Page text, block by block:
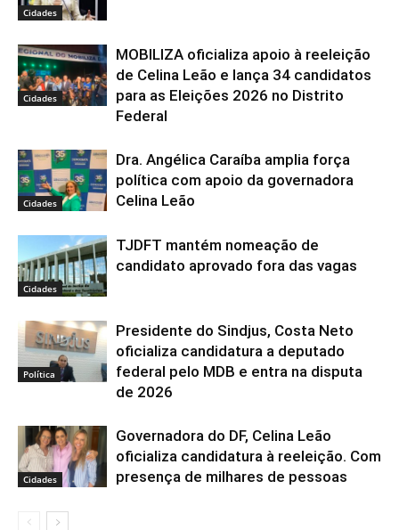
Cidades
Cidades
MOBILIZA oficializa apoio à reeleição
de Celina Leão e lança 34 candidatos
para as Eleições 2026 no Distrito
Federal
Cidades
Dra. Angélica Caraíba amplia força
política com apoio da governadora
Celina Leão
Cidades
TJDFT mantém nomeação de
candidato aprovado fora das vagas
Política
Presidente do Sindjus, Costa Neto
oficializa candidatura a deputado
federal pelo MDB e entra na disputa
de 2026
Cidades
Governadora do DF, Celina Leão
oficializa candidatura à reeleição. Com
presença de milhares de pessoas